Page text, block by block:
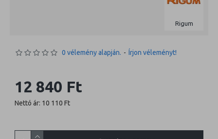
Rigum
0 vélemény alapján. - Írjon véleményt!
12 840 Ft
Nettó ár: 10 110 Ft